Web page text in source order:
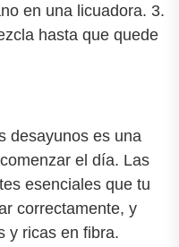
en una licuadora. 3.
hasta que quede
desayunos es una
el día. Las
esenciales que tu
correctamente, y
y ricas en fibra.